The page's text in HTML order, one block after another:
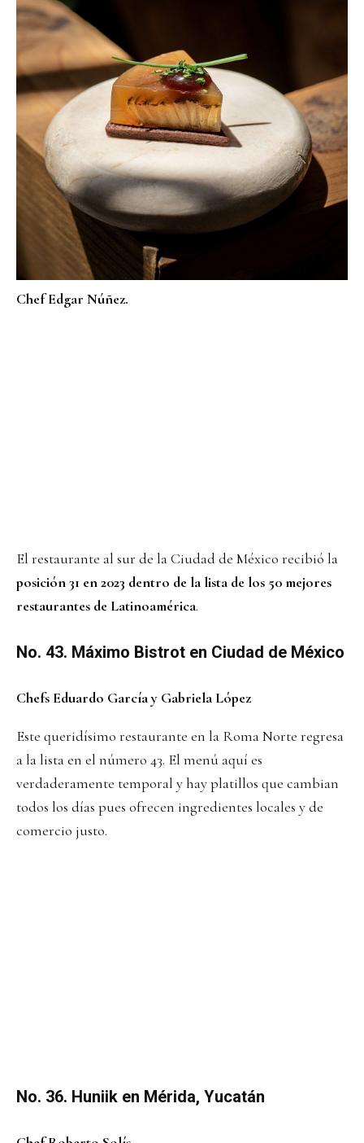
Chef Edgar Núñez.
El restaurante al sur de la Ciudad de México recibió la
posición 31 en 2023 dentro de la lista de los 50 mejores
restaurantes de Latinoamérica.
No. 43. Máximo Bistrot en Ciudad de México
Chefs Eduardo García y Gabriela López
Este queridísimo restaurante en la Roma Norte regresa
a la lista en el número 43. El menú aquí es
verdaderamente temporal y hay platillos que cambian
todos los días pues ofrecen ingredientes locales y de
comercio justo.
No. 36. Huniik en Mérida, Yucatán